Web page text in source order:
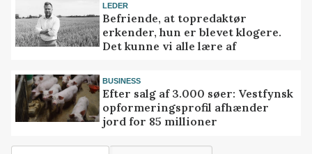
LEDER
Befriende, at topredaktør
erkender, hun er blevet klogere.
Det kunne vi alle lære af
BUSINESS
Efter salg af 3.000 søer: Vestfynsk
opformeringsprofil afhænder
jord for 85 millioner